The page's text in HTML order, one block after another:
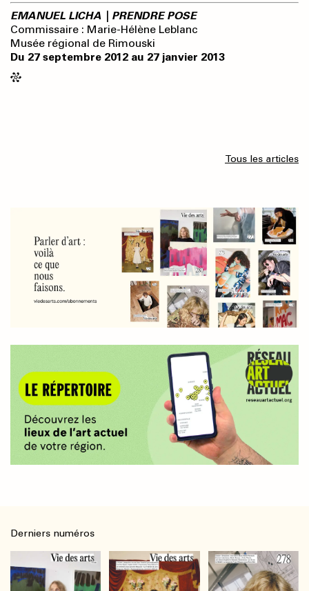
EMANUEL LICHA | PRENDRE POSE
Commissaire : Marie-Hélène Leblanc
Musée régional de Rimouski
Du 27 septembre 2012 au 27 janvier 2013
Tous les articles
Derniers numéros